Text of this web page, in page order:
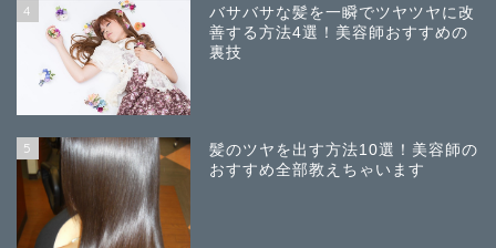
4
バサバサな髪を一瞬でツヤツヤに改
善する方法4選！美容師おすすめの
裏技
5
髪のツヤを出す方法10選！美容師の
おすすめ全部教えちゃいます